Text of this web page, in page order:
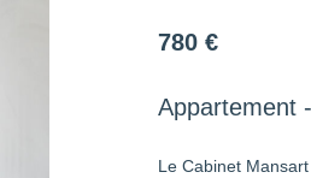
780 €
Appartement
Le Cabinet